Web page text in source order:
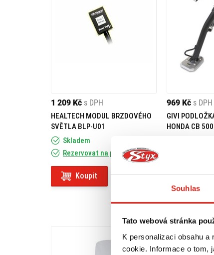
Souhlas
Tato webová stránka
K personalizaci obsahu
cookie. Informace o tom,
1 209 Kč s DPH
HEALTECH MODUL BRZDOVÉHO
SVĚTLA BLP-U01
Skladem
Rezervovat na prodejně
Koupit
969 Kč s DPH
GIVI
HONDA CB
Koupit